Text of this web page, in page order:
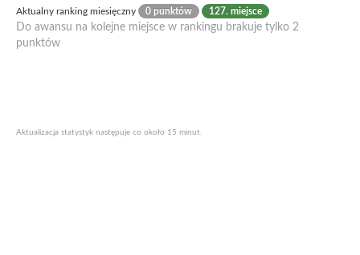
Aktualny ranking miesięczny 0 punktów 127. miejsce
Do awansu na kolejne miejsce w rankingu brakuje tylko 2
punktów
Aktualizacja statystyk następuje co około 15 minut.